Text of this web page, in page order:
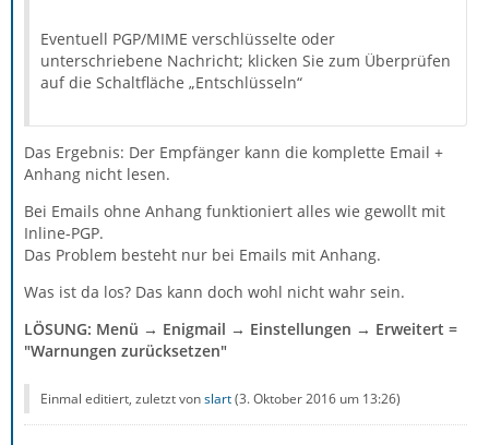
Eventuell PGP/MIME verschlüsselte oder
unterschriebene Nachricht; klicken Sie zum Überprüfen
auf die Schaltfläche „Entschlüsseln“
Das Ergebnis: Der Empfänger kann die komplette Email +
Anhang nicht lesen.
Bei Emails ohne Anhang funktioniert alles wie gewollt mit
Inline-PGP.
Das Problem besteht nur bei Emails mit Anhang.
Was ist da los? Das kann doch wohl nicht wahr sein.
LÖSUNG: Menü → Enigmail → Einstellungen → Erweitert =
"Warnungen zurücksetzen"
Einmal editiert, zuletzt vonslart(3. Oktober 2016 um 13:26)